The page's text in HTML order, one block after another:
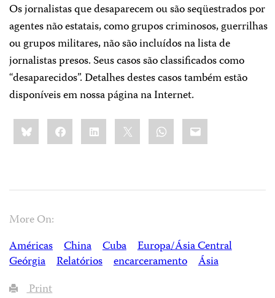
Os jornalistas que desaparecem ou são seqüestrados por
agentes não estatais, como grupos criminosos, guerrilhas
ou grupos militares, não são incluídos na lista de
jornalistas presos. Seus casos são classificados como
“desaparecidos”. Detalhes destes casos também estão
disponíveis em nossa página na Internet.
Share
this:BlueskyFacebookLinkedIn WhatsApp
Email
More On:
Américas
China Cuba
Europa/Ásia Central
Geórgia
Relatórios encarceramento
Ásia
Print